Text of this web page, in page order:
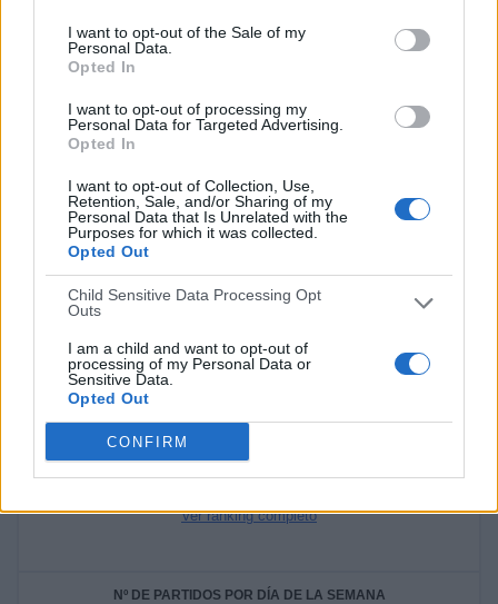
I want to opt-out of the Sale of my
Personal Data.
Opted In
I want to opt-out of processing my
Personal Data for Targeted Advertising.
Opted In
I want to opt-out of Collection, Use,
Retention, Sale, and/or Sharing of my
Personal Data that Is Unrelated with the
Purposes for which it was collected.
Opted Out
Child Sensitive Data Processing Opt
Outs
I am a child and want to opt-out of
processing of my Personal Data or
Sensitive Data.
Opted Out
CONFIRM
25%
3 partidos de visitante
MÁXIMO
VS Sunderland
Femenino
TOTAL
COMPETICIONES
Sunderland Femenino
1 (25%)
Ver ranking completo
Women's Super League 2 4 (100%)
Ver ranking completo
Nº DE PARTIDOS POR DÍA DE LA SEMANA